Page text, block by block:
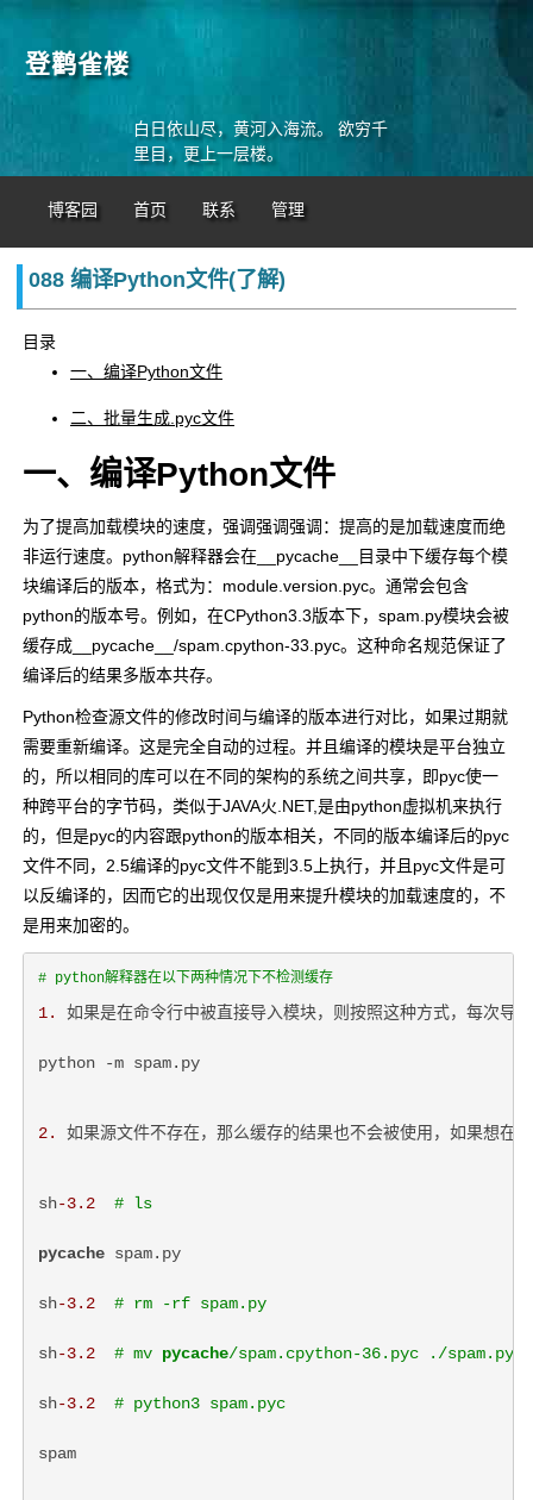
登鹳雀楼
白日依山尽，黄河入海流。 欲穷千
里目，更上一层楼。
博客园 首页 联系 管理
088 编译Python文件(了解)
目录
一、编译Python文件
二、批量生成.pyc文件
一、编译Python文件
为了提高加载模块的速度，强调强调强调：提高的是加载速度而绝
非运行速度。python解释器会在__pycache__目录中下缓存每个模
块编译后的版本，格式为：module.version.pyc。通常会包含
python的版本号。例如，在CPython3.3版本下，spam.py模块会被
缓存成__pycache__/spam.cpython-33.pyc。这种命名规范保证了
编译后的结果多版本共存。
Python检查源文件的修改时间与编译的版本进行对比，如果过期就
需要重新编译。这是完全自动的过程。并且编译的模块是平台独立
的，所以相同的库可以在不同的架构的系统之间共享，即pyc使一
种跨平台的字节码，类似于JAVA火.NET,是由python虚拟机来执行
的，但是pyc的内容跟python的版本相关，不同的版本编译后的pyc
文件不同，2.5编译的pyc文件不能到3.5上执行，并且pyc文件是可
以反编译的，因而它的出现仅仅是用来提升模块的加载速度的，不
是用来加密的。
# python解释器在以下两种情况下不检测缓存
1. 如果是在命令行中被直接导入模块，则按照这种方式，每次
python -m spam.py
2. 如果源文件不存在，那么缓存的结果也不会被使用，如果想在
sh-3.2 # ls
pycache spam.py
sh-3.2 # rm -rf spam.py
sh-3.2 # mv pycache/spam.cpython-36.pyc ./spam.pyc
sh-3.2 # python3 spam.pyc
spam